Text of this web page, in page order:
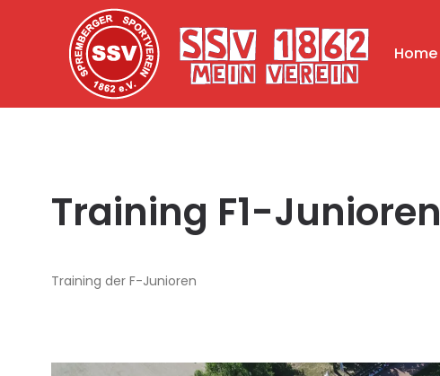
Home
Training F1-Junioren
Training der F-Junioren